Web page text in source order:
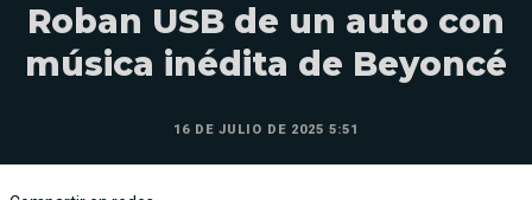
Roban USB de un auto con
música inédita de Beyoncé
16 DE JULIO DE 2025 5:51